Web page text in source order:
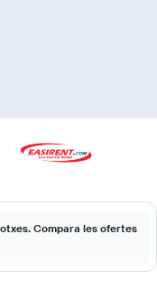
Compara les ofertes